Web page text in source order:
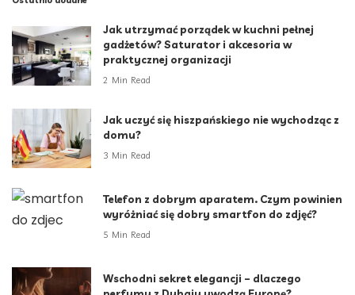
Jak utrzymać porządek w kuchni pełnej
gadżetów? Saturator i akcesoria w
praktycznej organizacji
2 Min Read
Jak uczyć się hiszpańskiego nie wychodząc z
domu?
3 Min Read
Telefon z dobrym aparatem. Czym powinien
wyróżniać się dobry smartfon do zdjęć?
5 Min Read
Wschodni sekret elegancji – dlaczego